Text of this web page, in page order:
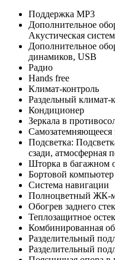
Поддержка MP3
Дополнительное
Акустическая
Дополнительное
динамиков, USB
Радио
Hands free
Климат-контроль
Раздельный климат-
Кондиционер
Зеркала в
Самозатемняющееся
Подсветка:
сзади, атмосферная
Шторка в багажном
Бортовой компьютер
Система навигации
Полноцветный ЖК-
Обогрев заднего
Теплозащитное
Комбинированная
Разделительный
Разделительный